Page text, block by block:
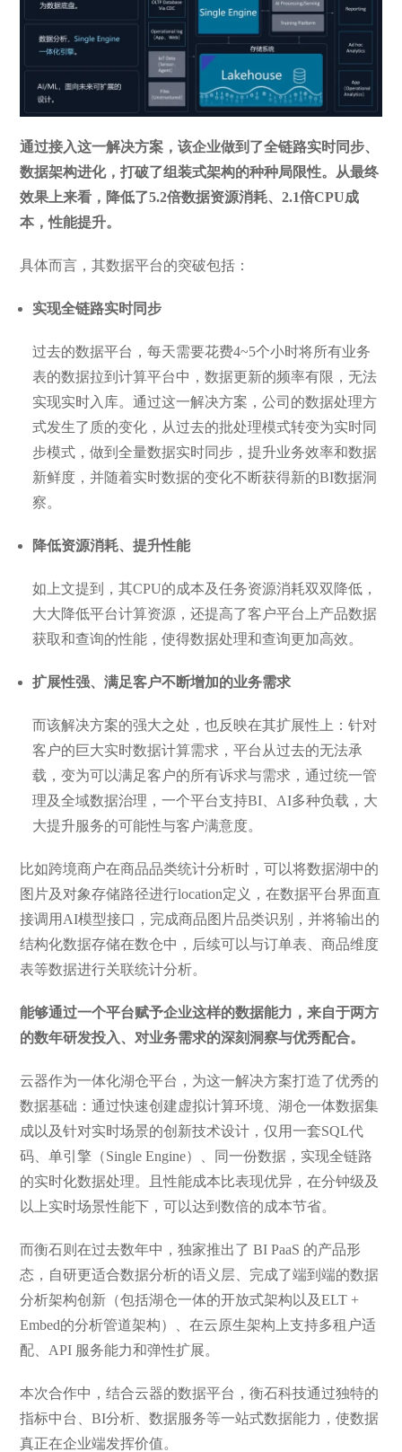
通过接入这一解决方案，该企业做到了全链路实时同步、
数据架构进化，打破了组装式架构的种种局限性。从最终
效果上来看，降低了5.2倍数据资源消耗、2.1倍CPU成
本，性能提升。
具体而言，其数据平台的突破包括：
实现全链路实时同步
过去的数据平台，每天需要花费4~5个小时将所有业务
表的数据拉到计算平台中，数据更新的频率有限，无法
实现实时入库。通过这一解决方案，公司的数据处理方
式发生了质的变化，从过去的批处理模式转变为实时同
步模式，做到全量数据实时同步，提升业务效率和数据
新鲜度，并随着实时数据的变化不断获得新的BI数据洞
察。
降低资源消耗、提升性能
如上文提到，其CPU的成本及任务资源消耗双双降低，
大大降低平台计算资源，还提高了客户平台上产品数据
获取和查询的性能，使得数据处理和查询更加高效。
扩展性强、满足客户不断增加的业务需求
而该解决方案的强大之处，也反映在其扩展性上：针对
客户的巨大实时数据计算需求，平台从过去的无法承
载，变为可以满足客户的所有诉求与需求，通过统一管
理及全域数据治理，一个平台支持BI、AI多种负载，大
大提升服务的可能性与客户满意度。
比如跨境商户在商品品类统计分析时，可以将数据湖中的
图片及对象存储路径进行location定义，在数据平台界面直
接调用AI模型接口，完成商品图片品类识别，并将输出的
结构化数据存储在数仓中，后续可以与订单表、商品维度
表等数据进行关联统计分析。
能够通过一个平台赋予企业这样的数据能力，来自于两方
的数年研发投入、对业务需求的深刻洞察与优秀配合。
云器作为一体化湖仓平台，为这一解决方案打造了优秀的
数据基础：通过快速创建虚拟计算环境、湖仓一体数据集
成以及针对实时场景的创新技术设计，仅用一套SQL代
码、单引擎（Single Engine）、同一份数据，实现全链路
的实时化数据处理。且性能成本比表现优异，在分钟级及
以上实时场景性能下，可以达到数倍的成本节省。
而衡石则在过去数年中，独家推出了 BI PaaS 的产品形
态，自研更适合数据分析的语义层、完成了端到端的数据
分析架构创新（包括湖仓一体的开放式架构以及ELT +
Embed的分析管道架构）、在云原生架构上支持多租户适
配、API 服务能力和弹性扩展。
本次合作中，结合云器的数据平台，衡石科技通过独特的
指标中台、BI分析、数据服务等一站式数据能力，使数据
真正在企业端发挥价值。